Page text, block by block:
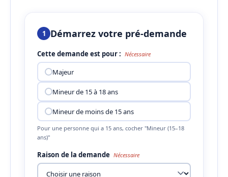
1 Démarrez votre pré-demande
Cette demande est pour : Nécessaire
Majeur
Mineur de 15 à 18 ans
Mineur de moins de 15 ans
Pour une personne qui a 15 ans, cocher "Mineur (15–18
ans)"
Raison de la demande Nécessaire